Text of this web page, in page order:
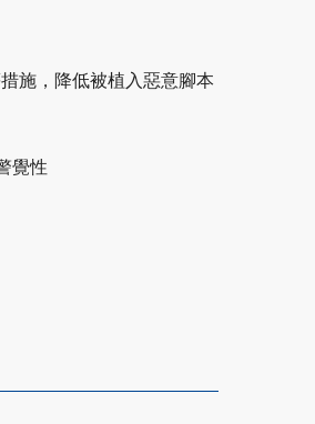
施，降低被植入惡意腳本
覺性